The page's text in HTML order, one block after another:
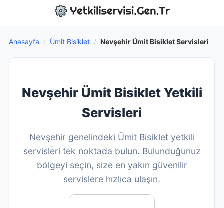
Anasayfa / Ümit Bisiklet / Nevşehir Ümit Bisiklet Servisleri
Nevşehir Ümit Bisiklet Yetkili
Servisleri
Nevşehir genelindeki Ümit Bisiklet yetkili
servisleri tek noktada bulun. Bulunduğunuz
bölgeyi seçin, size en yakın güvenilir
servislere hızlıca ulaşın.